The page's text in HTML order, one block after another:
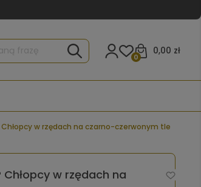
0,00 zł
0
Chłopcy w rzędach na czarno-czerwonym tle
Chłopcy w rzędach na